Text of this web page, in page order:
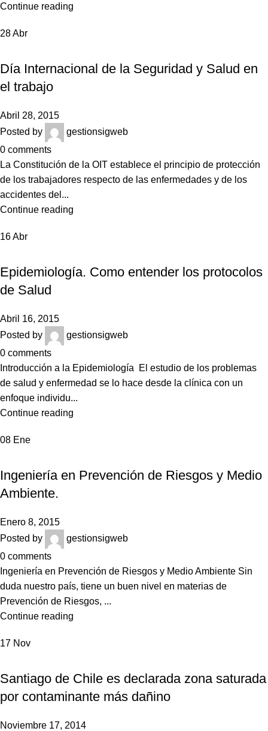
Continue reading
28Abr
Día Internacional de la Seguridad y Salud en
el trabajo
Abril 28, 2015
Posted by
gestionsigweb
0 comments
La Constitución de la OIT establece el principio de protección
de los trabajadores respecto de las enfermedades y de los
accidentes del...
Continue reading
16Abr
Epidemiología. Como entender los protocolos
de Salud
Abril 16, 2015
Posted by
gestionsigweb
0 comments
Introducción a la Epidemiología El estudio de los problemas
de salud y enfermedad se lo hace desde la clínica con un
enfoque individu...
Continue reading
08 Ene
Ingeniería en Prevención de Riesgos y Medio
Ambiente.
Enero 8, 2015
Posted by
gestionsigweb
0 comments
Ingeniería en Prevención de Riesgos y Medio Ambiente Sin
duda nuestro país, tiene un buen nivel en materias de
Prevención de Riesgos, ...
Continue reading
17 Nov
Santiago de Chile es declarada zona saturada
por contaminante más dañino
Noviembre 17, 2014